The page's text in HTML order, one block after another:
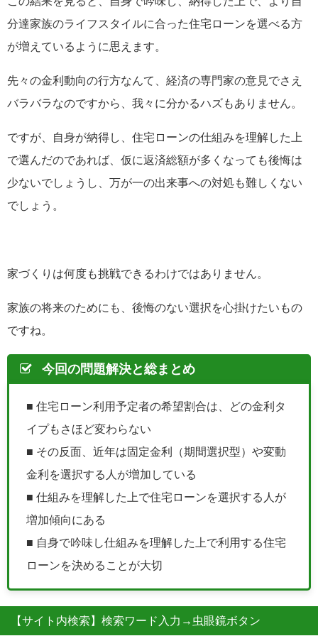
分達家族のライフスタイルに合った住宅ローンを選べる方
が増えているように思えます。
先々の金利動向の行方なんて、経済の専門家の意見でさえ
バラバラなのですから、我々に分かるハズもありません。
ですが、自身が納得し、住宅ローンの仕組みを理解した上
で選んだのであれば、仮に返済総額が多くなっても後悔は
少ないでしょうし、万が一の出来事への対処も難しくない
でしょう。
家づくりは何度も挑戦できるわけではありません。
家族の将来のためにも、後悔のない選択を心掛けたいもの
ですね。
今回の問題解決と総まとめ
■ 住宅ローン利用予定者の希望割合は、どの金利タ
イプもさほど変わらない
■ その反面、近年は固定金利（期間選択型）や変動
金利を選択する人が増加している
■ 仕組みを理解した上で住宅ローンを選択する人が
増加傾向にある
■ 自身で吟味し仕組みを理解した上で利用する住宅
ローンを決めることが大切
【サイト内検索】検索ワード入力→虫眼鏡ボタン